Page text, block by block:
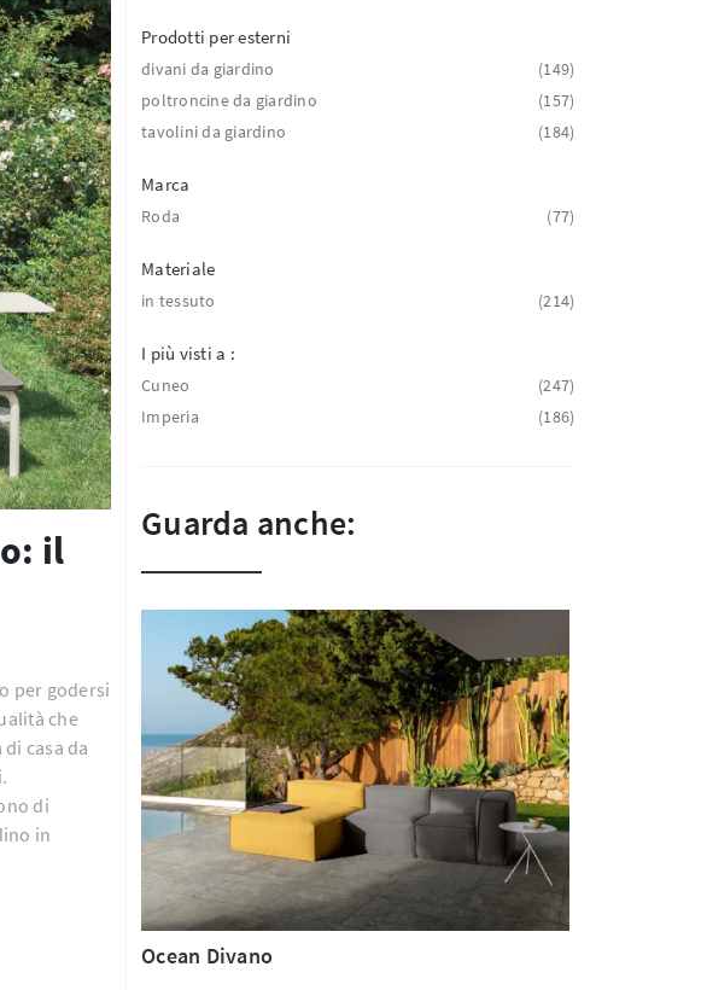
il
per godersi
che
casa da
di
in
Prodotti per esterni
divani da giardino
149
poltroncine da giardino
157
tavolini da giardino
184
Marca
Roda 77
Materiale
in tessuto 214
I più visti a :
Cuneo
247
Imperia
186
Guarda anche:
Ocean Divano